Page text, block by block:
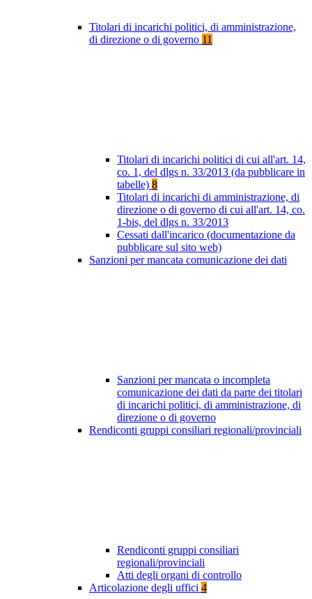
Titolari di incarichi politici, di amministrazione,
di direzione o di governo 11
Titolari di incarichi politici di cui all'art. 14,
co. 1, del dlgs n. 33/2013 (da pubblicare in
tabelle) 8
Titolari di incarichi di amministrazione, di
direzione o di governo di cui all'art. 14, co.
1-bis, del dlgs n. 33/2013
Cessati dall'incarico (documentazione da
pubblicare sul sito web)
Sanzioni per mancata comunicazione dei dati
Sanzioni per mancata o incompleta
comunicazione dei dati da parte dei titolari
di incarichi politici, di amministrazione, di
direzione o di governo
Rendiconti gruppi consiliari regionali/provinciali
Rendiconti gruppi consiliari
regionali/provinciali
Atti degli organi di controllo
Articolazione degli uffici 4